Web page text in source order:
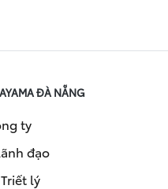
ĐÀ NẴNG
ty
đạo
lý